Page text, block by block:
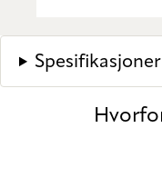
Spesifikasjoner